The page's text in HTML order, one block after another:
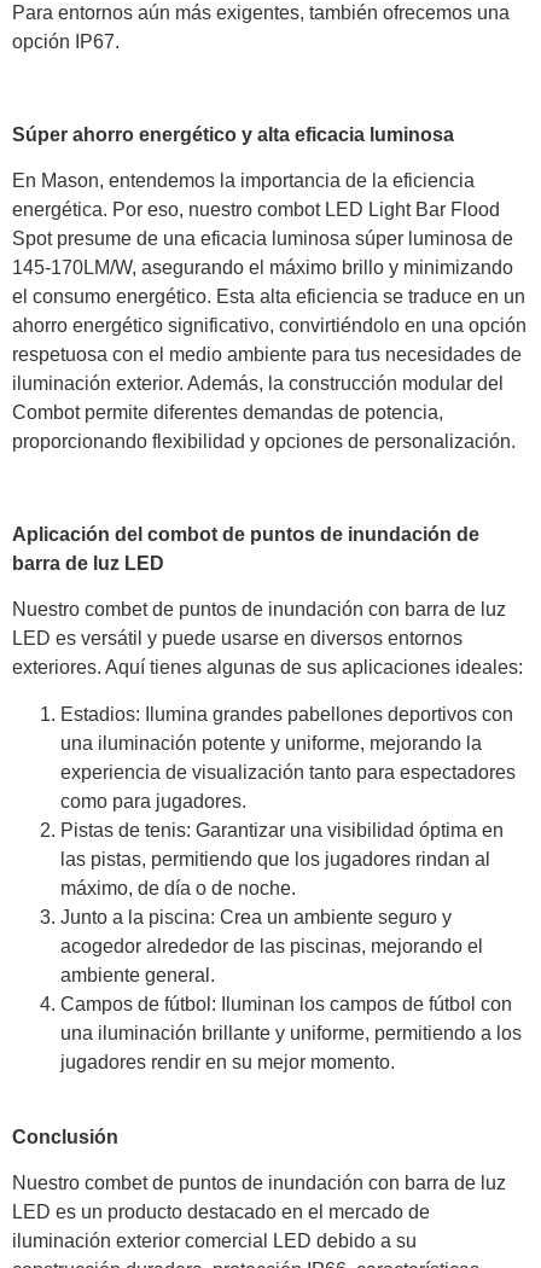
Para entornos aún más exigentes, también ofrecemos una
opción IP67.
Súper ahorro energético y alta eficacia luminosa
En Mason, entendemos la importancia de la eficiencia
energética. Por eso, nuestro combot LED Light Bar Flood
Spot presume de una eficacia luminosa súper luminosa de
145-170LM/W, asegurando el máximo brillo y minimizando
el consumo energético. Esta alta eficiencia se traduce en un
ahorro energético significativo, convirtiéndolo en una opción
respetuosa con el medio ambiente para tus necesidades de
iluminación exterior. Además, la construcción modular del
Combot permite diferentes demandas de potencia,
proporcionando flexibilidad y opciones de personalización.
Aplicación del combot de puntos de inundación de
barra de luz LED
Nuestro combet de puntos de inundación con barra de luz
LED es versátil y puede usarse en diversos entornos
exteriores. Aquí tienes algunas de sus aplicaciones ideales:
Estadios: Ilumina grandes pabellones deportivos con
una iluminación potente y uniforme, mejorando la
experiencia de visualización tanto para espectadores
como para jugadores.
Pistas de tenis: Garantizar una visibilidad óptima en
las pistas, permitiendo que los jugadores rindan al
máximo, de día o de noche.
Junto a la piscina: Crea un ambiente seguro y
acogedor alrededor de las piscinas, mejorando el
ambiente general.
Campos de fútbol: Iluminan los campos de fútbol con
una iluminación brillante y uniforme, permitiendo a los
jugadores rendir en su mejor momento.
Conclusión
Nuestro combet de puntos de inundación con barra de luz
LED es un producto destacado en el mercado de
iluminación exterior comercial LED debido a su